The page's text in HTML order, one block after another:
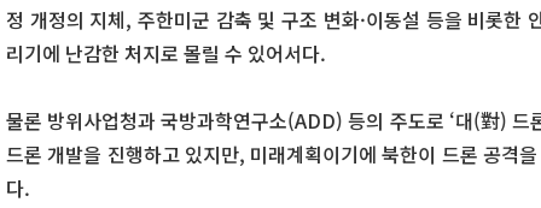
정 개정의 지체, 주한미군 감축 및 구조 변화·이동설 등을 비롯한
리기에 난감한 처지로 몰릴 수 있어서다.
물론 방위사업청과 국방과학연구소(ADD) 등의 주도로 ‘대(對) 드
드론 개발을 진행하고 있지만, 미래계획이기에 북한이 드론 공격
다.